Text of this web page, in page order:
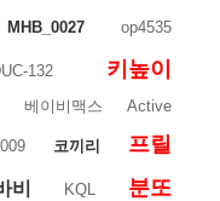
MHB_0027 op4535
132 키높이
베이비맥스 Active
코끼리 프릴
비 KQL
분또